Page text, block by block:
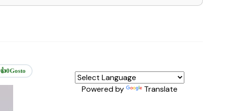
👍0Gosto
Powered by Translate